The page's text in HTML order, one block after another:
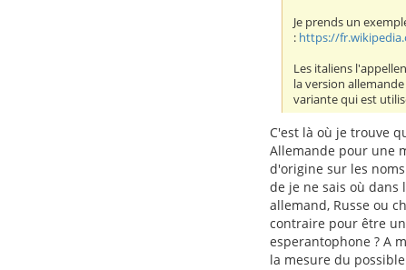
Je prends un
: https://
Les italiens
la version
variante qui est
C'est là où je trouve
Allemande pour une
d'origine sur les
de je ne sais où dans
allemand, Russe ou
contraire pour être
esperantophone ? A
la mesure du